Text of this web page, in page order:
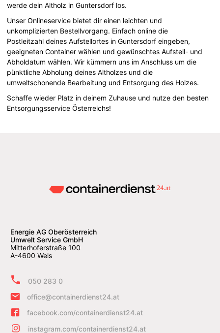
werde dein Altholz in Guntersdorf los.
Unser Onlineservice bietet dir einen leichten und
unkomplizierten Bestellvorgang. Einfach online die
Postleitzahl deines Aufstellortes in Guntersdorf eingeben,
geeigneten Container wählen und gewünschtes Aufstell- und
Abholdatum wählen. Wir kümmern uns im Anschluss um die
pünktliche Abholung deines Altholzes und die
umweltschonende Bearbeitung und Entsorgung des Holzes.
Schaffe wieder Platz in deinem Zuhause und nutze den besten
Entsorgungsservice Österreichs!
Energie AG Oberösterreich
Umwelt Service GmbH
Mitterhoferstraße 100
A-4600 Wels
050 283 0
office@containerdienst24.at
facebook.com/containerdienst24.at
instagram.com/containerdienst24.at